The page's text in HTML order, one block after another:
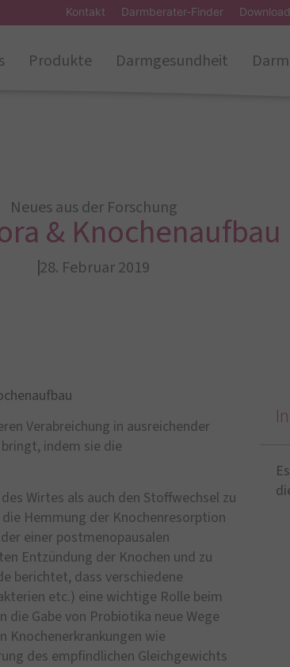
Kontakt Darmberater-Finder
Produkte Darmgesundheit
Neues aus der Forschung
& Knochenaufbau
28. Februar 2019
Verabreichung in ausreichender
indem sie die
Wirtes als auch den Stoffwechsel zu
Hemmung der Knochenresorption
einer postmenopausalen
Entzündung der Knochen und zu
berichtet, dass verschiedene
etc.) eine wichtige Rolle beim
die Gabe von Probiotika neue Wege
Knochenerkrankungen wie
des empfindlichen Gleichgewichts